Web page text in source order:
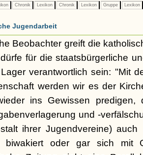
Chronik Lexikon Chronik Lexikon Gruppe Lexikon
Jugendarbeit
Beobachter greift die
für die staatsbürgerliche
verantwortlich sein: "Mit
werden wir es der
ins Gewissen
und -
ihrer Jugendvereine) auch
oder gar sich mit